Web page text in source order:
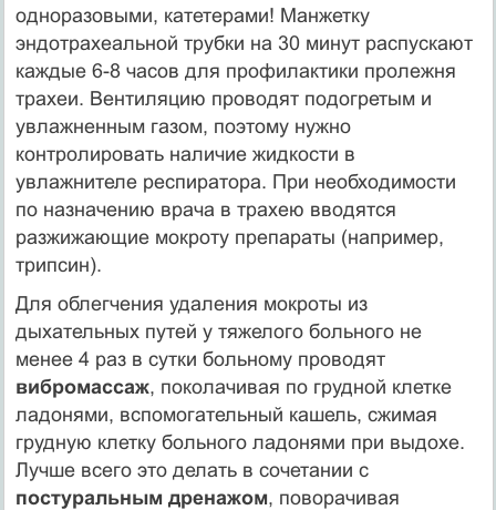
одноразовыми, катетерами! Манжетку
эндотрахеальной трубки на 30 минут распускают
каждые 6-8 часов для профилактики пролежня
трахеи. Вентиляцию проводят подогретым и
увлажненным газом, поэтому нужно
контролировать наличие жидкости в
увлажнителе респиратора. При необходимости
по назначению врача в трахею вводятся
разжижающие мокроту препараты (например,
трипсин).
Для облегчения удаления мокроты из
дыхательных путей у тяжелого больного не
менее 4 раз в сутки больному проводят
вибромассаж, поколачивая по грудной клетке
ладонями, вспомогательный кашель, сжимая
грудную клетку больного ладонями при выдохе.
Лучше всего это делать в сочетании с
постуральным дренажом, поворачивая